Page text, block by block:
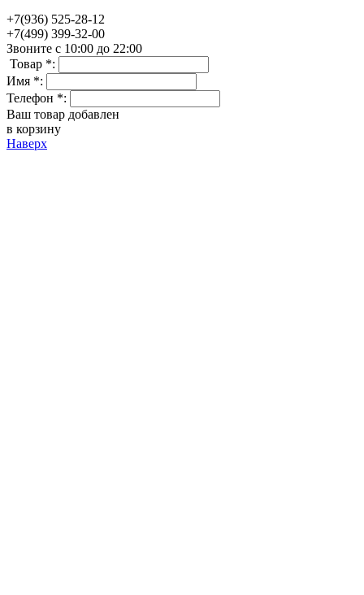
+7(936) 525-28-12
+7(499) 399-32-00
Звоните с 10:00 до 22:00
Товар *:
Имя *:
Телефон *:
Ваш товар добавлен
в корзину
Наверх